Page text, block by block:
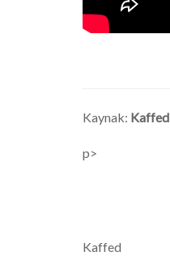
Kaynak: Kaffed
p>
Kaffed